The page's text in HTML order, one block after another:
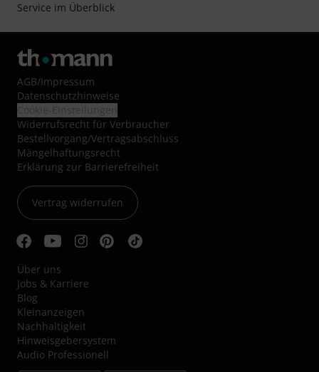
Service im Überblick
AGB/Impressum
Datenschutzhinweise
Widerrufsrecht für Verbraucher
Bestellvorgang/Vertragsabschluss
Mängelhaftungsrecht
Erklärung zur Barrierefreiheit
Vertrag widerrufen
Über uns
Jobs & Karriere
Blog
Kleinanzeigen
Nachhaltigkeit
Hinweisgebersystem
Audio Professionell